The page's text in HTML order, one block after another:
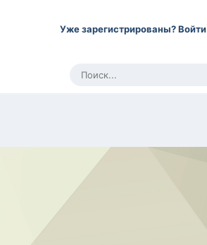
Уже зарегистрированы? Войти